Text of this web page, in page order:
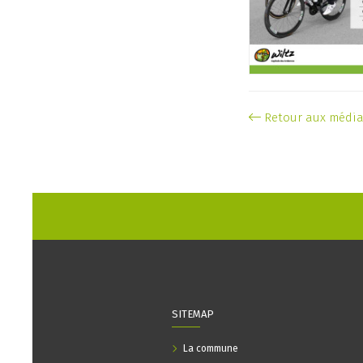
Retour aux
SITEMAP
La commune